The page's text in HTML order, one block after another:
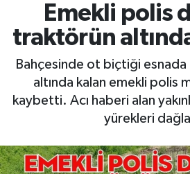
Emekli polis
traktörün
Bahçesinde ot biçtiği
altında kalan emekli polis
kaybetti. Acı haberi alan
yürekleri